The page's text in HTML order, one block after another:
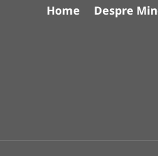
Home Despre